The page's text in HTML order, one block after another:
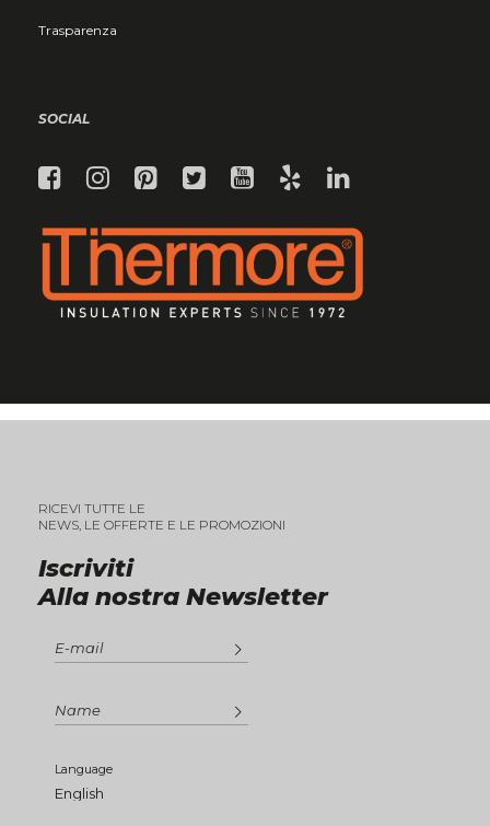
Trasparenza
SOCIAL
Iscriviti
Alla nostra Newsletter
RICEVI TUTTE LE
NEWS, LE OFFERTE E LE PROMOZIONI
Language